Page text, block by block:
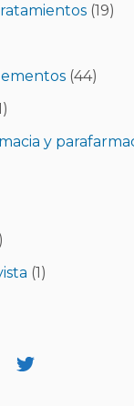
(19)
(44)
y
(1)